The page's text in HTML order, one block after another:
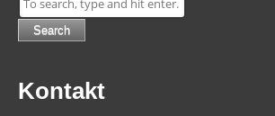
Search
Kontakt